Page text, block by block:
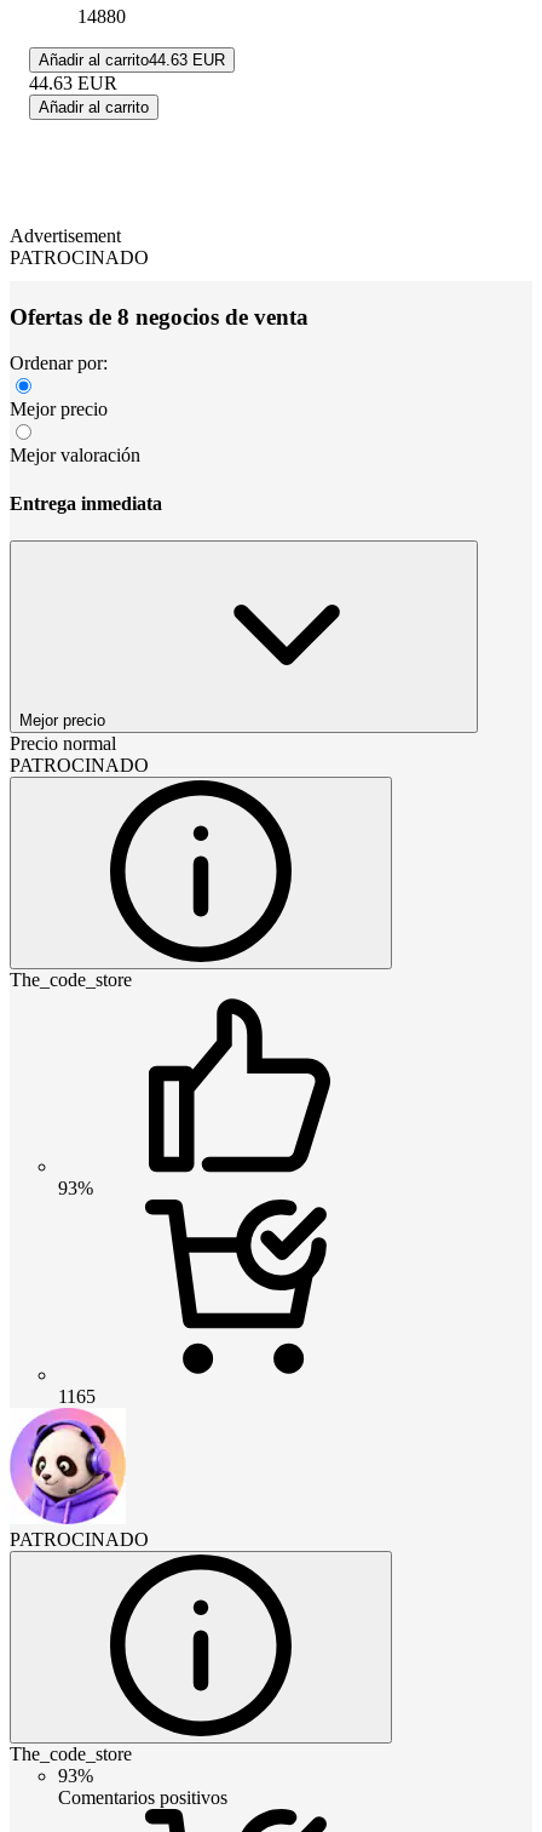
14880
Añadir al carrito44.63 EUR
44.63 EUR
Añadir al carrito
Advertisement
PATROCINADO
Ofertas de 8 negocios de venta
Ordenar por:
Mejor precio
Mejor valoración
Entrega inmediata
Mejor precio
Precio normal
PATROCINADO
The_code_store
93%
1165
PATROCINADO
The_code_store
93%
Comentarios positivos